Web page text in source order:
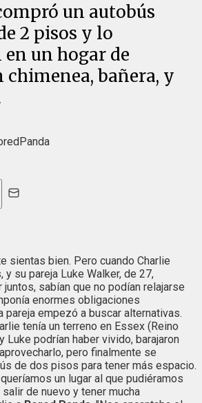
un autobús
2 pisos y lo
un hogar de
chimenea, bañera, y
sientas bien. Pero cuando Charlie
y su pareja Luke Walker, de 27,
sabían que no podían relajarse
enormes obligaciones
pareja empezó a buscar alternativas.
tenía un terreno en Essex (Reino
Luke podrían haber vivido, barajaron
pero finalmente se
de dos pisos para tener más espacio.
un lugar al que pudiéramos
de nuevo y tener mucha